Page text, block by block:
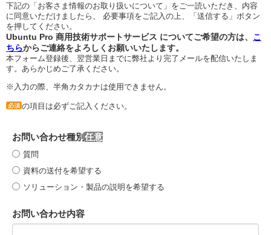
下記の「お客さま情報のお取り扱いについて」をご一読いただき、内容
に同意いただけましたら、 必要事項をご記入の上、「送信する」ボタン
を押してください。
Ubuntu Pro 商用技術サポートサービス についてご希望の方は、 こ
ちらからご連絡をよろしくお願いいたします。
本フォーム登録後、翌営業日までに弊社より完了メールを配信いたしま
す。あらかじめご了承ください。
※入力の際、半角カタカナは使用できません。
必須 の項目は必ずご記入ください。
お問い合わせ種別
質問
資料の送付を希望する
ソリューション・製品の説明を希望する
お問い合わせ内容